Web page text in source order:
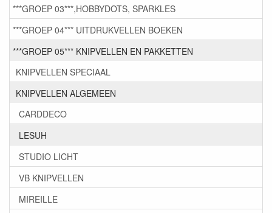
***GROEP 03***,HOBBYDOTS, SPARKLES
***GROEP 04*** UITDRUKVELLEN BOEKEN
***GROEP 05*** KNIPVELLEN EN PAKKETTEN
KNIPVELLEN SPECIAAL
KNIPVELLEN ALGEMEEN
CARDDECO
LESUH
STUDIO LICHT
VB KNIPVELLEN
MIREILLE